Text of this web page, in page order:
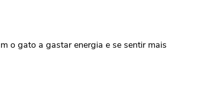
o gato a gastar energia e se sentir mais